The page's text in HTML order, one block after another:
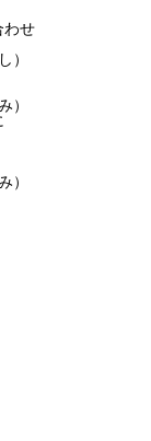
わせ
）
）
）